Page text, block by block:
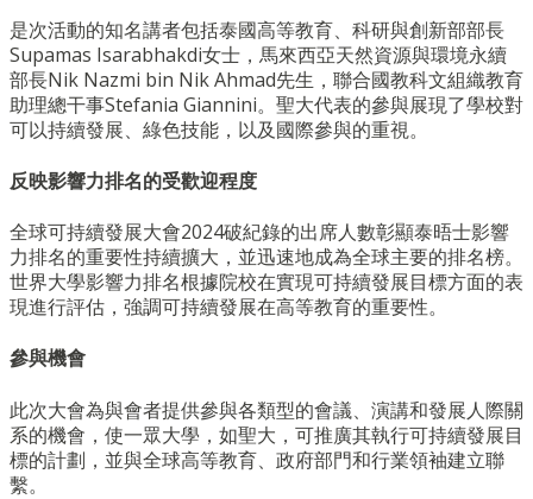
是次活動的知名講者包括泰國高等教育、科研與創新部部長
Supamas Isarabhakdi女士，馬來西亞天然資源與環境永續
部長Nik Nazmi bin Nik Ahmad先生，聯合國教科文組織教育
助理總干事Stefania Giannini。聖大代表的參與展現了學校對
可以持續發展、綠色技能，以及國際參與的重視。
反映影響力排名的受歡迎程度
全球可持續發展大會2024破紀錄的出席人數彰顯泰晤士影響
力排名的重要性持續擴大，並迅速地成為全球主要的排名榜。
世界大學影響力排名根據院校在實現可持續發展目標方面的表
現進行評估，強調可持續發展在高等教育的重要性。
參與機會
此次大會為與會者提供參與各類型的會議、演講和發展人際關
系的機會，使一眾大學，如聖大，可推廣其執行可持續發展目
標的計劃，並與全球高等教育、政府部門和行業領袖建立聯
繫。